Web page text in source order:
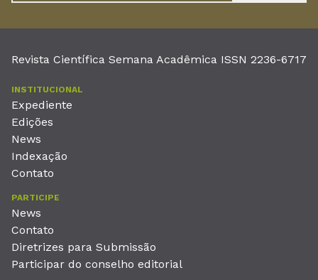
Revista Científica Semana Acadêmica ISSN 2236-6717
INSTITUCIONAL
Expediente
Edições
News
Indexação
Contato
PARTICIPE
News
Contato
Diretrizes para Submissão
Participar do conselho editorial